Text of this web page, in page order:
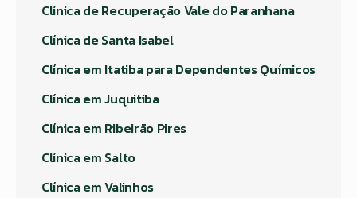
Clínica de Recuperação Vale do Paranhana
Clínica de Santa Isabel
Clínica em Itatiba para Dependentes Químicos
Clínica em Juquitiba
Clínica em Ribeirão Pires
Clínica em Salto
Clínica em Valinhos